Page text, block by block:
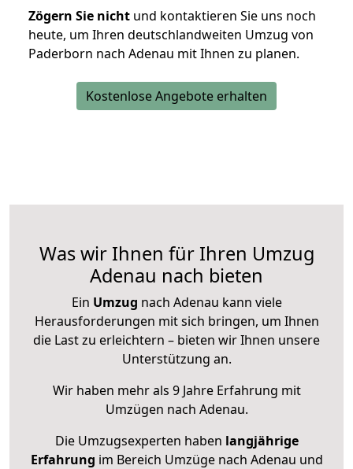
Zögern Sie nicht und kontaktieren Sie uns noch
heute, um Ihren deutschlandweiten Umzug von
Paderborn nach Adenau mit Ihnen zu planen.
Kostenlose Angebote erhalten
Was wir Ihnen für Ihren Umzug
Adenau nach bieten
Ein Umzug nach Adenau kann viele
Herausforderungen mit sich bringen, um Ihnen
die Last zu erleichtern – bieten wir Ihnen unsere
Unterstützung an.
Wir haben mehr als 9 Jahre Erfahrung mit
Umzügen nach Adenau.
Die Umzugsexperten haben langjährige
Erfahrung im Bereich Umzüge nach Adenau und